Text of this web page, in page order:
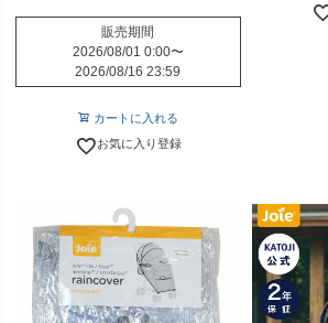
販売期間
2026/08/01 0:00〜
2026/08/16 23:59
カートに入れる
お気に入り登録